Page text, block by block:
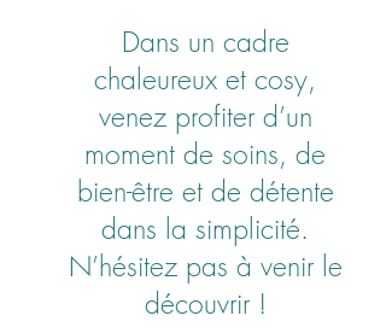
Dans un cadre
chaleureux et cosy,
venez profiter d’un
moment de soins, de
bien-être et de détente
dans la simplicité.
N’hésitez pas à venir le
découvrir !